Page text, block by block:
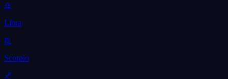
♎
Libra
♏
Scorpio
♐